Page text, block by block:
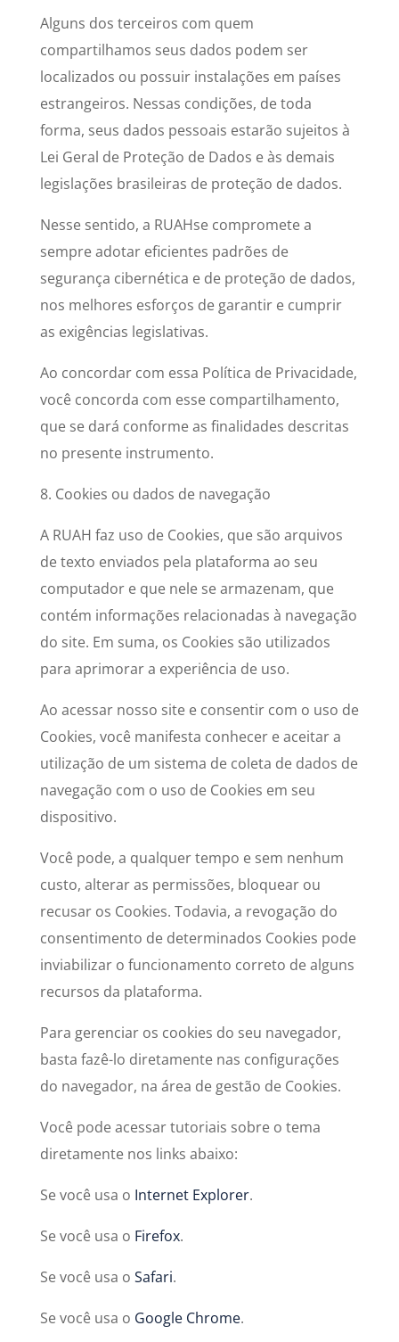
Alguns dos terceiros com quem
compartilhamos seus dados podem ser
localizados ou possuir instalações em países
estrangeiros. Nessas condições, de toda
forma, seus dados pessoais estarão sujeitos à
Lei Geral de Proteção de Dados e às demais
legislações brasileiras de proteção de dados.
Nesse sentido, a RUAHse compromete a
sempre adotar eficientes padrões de
segurança cibernética e de proteção de dados,
nos melhores esforços de garantir e cumprir
as exigências legislativas.
Ao concordar com essa Política de Privacidade,
você concorda com esse compartilhamento,
que se dará conforme as finalidades descritas
no presente instrumento.
8. Cookies ou dados de navegação
A RUAH faz uso de Cookies, que são arquivos
de texto enviados pela plataforma ao seu
computador e que nele se armazenam, que
contém informações relacionadas à navegação
do site. Em suma, os Cookies são utilizados
para aprimorar a experiência de uso.
Ao acessar nosso site e consentir com o uso de
Cookies, você manifesta conhecer e aceitar a
utilização de um sistema de coleta de dados de
navegação com o uso de Cookies em seu
dispositivo.
Você pode, a qualquer tempo e sem nenhum
custo, alterar as permissões, bloquear ou
recusar os Cookies. Todavia, a revogação do
consentimento de determinados Cookies pode
inviabilizar o funcionamento correto de alguns
recursos da plataforma.
Para gerenciar os cookies do seu navegador,
basta fazê-lo diretamente nas configurações
do navegador, na área de gestão de Cookies.
Você pode acessar tutoriais sobre o tema
diretamente nos links abaixo:
Se você usa o Internet Explorer.
Se você usa o Firefox.
Se você usa o Safari.
Se você usa o Google Chrome.